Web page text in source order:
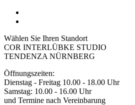
Wählen Sie Ihren Standort
COR INTERLÜBKE STUDIO
TENDENZA NÜRNBERG
Öffnungszeiten:
Dienstag - Freitag 10.00 - 18.00 Uhr
Samstag: 10.00 - 16.00 Uhr
und Termine nach Vereinbarung